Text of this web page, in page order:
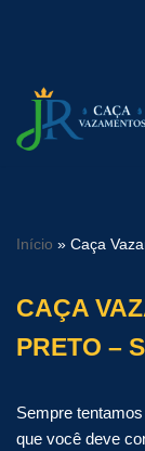
para
conteúdo
Início » Caça
CAÇA
PRETO –
Sempre
que você deve